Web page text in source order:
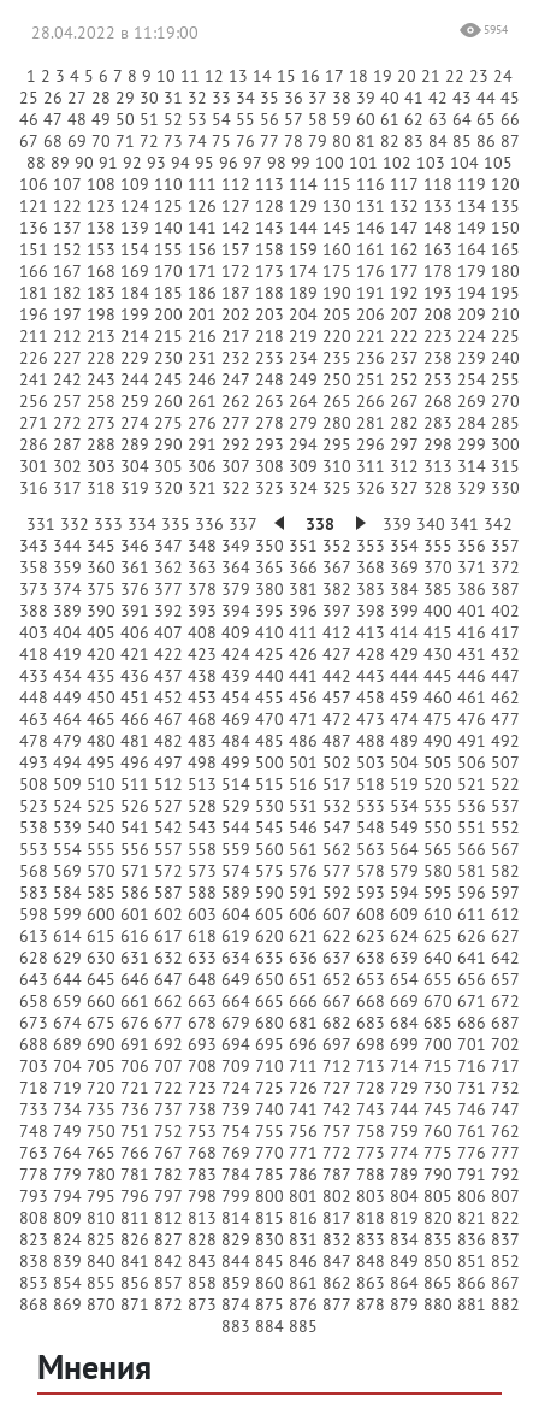
28.04.2022 в 11:19:00 5954
1 2 3 4 5 6 7 8 9 10 11 12 13 14 15 16 17 18 19 20 21 22 23 24
25 26 27 28 29 30 31 32 33 34 35 36 37 38 39 40 41 42 43 44 45
46 47 48 49 50 51 52 53 54 55 56 57 58 59 60 61 62 63 64 65 66
67 68 69 70 71 72 73 74 75 76 77 78 79 80 81 82 83 84 85 86 87
88 89 90 91 92 93 94 95 96 97 98 99 100 101 102 103 104 105
106 107 108 109 110 111 112 113 114 115 116 117 118 119 120
121 122 123 124 125 126 127 128 129 130 131 132 133 134 135
136 137 138 139 140 141 142 143 144 145 146 147 148 149 150
151 152 153 154 155 156 157 158 159 160 161 162 163 164 165
166 167 168 169 170 171 172 173 174 175 176 177 178 179 180
181 182 183 184 185 186 187 188 189 190 191 192 193 194 195
196 197 198 199 200 201 202 203 204 205 206 207 208 209 210
211 212 213 214 215 216 217 218 219 220 221 222 223 224 225
226 227 228 229 230 231 232 233 234 235 236 237 238 239 240
241 242 243 244 245 246 247 248 249 250 251 252 253 254 255
256 257 258 259 260 261 262 263 264 265 266 267 268 269 270
271 272 273 274 275 276 277 278 279 280 281 282 283 284 285
286 287 288 289 290 291 292 293 294 295 296 297 298 299 300
301 302 303 304 305 306 307 308 309 310 311 312 313 314 315
316 317 318 319 320 321 322 323 324 325 326 327 328 329 330
331 332 333 334 335 336 337 338 339 340 341 342
343 344 345 346 347 348 349 350 351 352 353 354 355 356 357
358 359 360 361 362 363 364 365 366 367 368 369 370 371 372
373 374 375 376 377 378 379 380 381 382 383 384 385 386 387
388 389 390 391 392 393 394 395 396 397 398 399 400 401 402
403 404 405 406 407 408 409 410 411 412 413 414 415 416 417
418 419 420 421 422 423 424 425 426 427 428 429 430 431 432
433 434 435 436 437 438 439 440 441 442 443 444 445 446 447
448 449 450 451 452 453 454 455 456 457 458 459 460 461 462
463 464 465 466 467 468 469 470 471 472 473 474 475 476 477
478 479 480 481 482 483 484 485 486 487 488 489 490 491 492
493 494 495 496 497 498 499 500 501 502 503 504 505 506 507
508 509 510 511 512 513 514 515 516 517 518 519 520 521 522
523 524 525 526 527 528 529 530 531 532 533 534 535 536 537
538 539 540 541 542 543 544 545 546 547 548 549 550 551 552
553 554 555 556 557 558 559 560 561 562 563 564 565 566 567
568 569 570 571 572 573 574 575 576 577 578 579 580 581 582
583 584 585 586 587 588 589 590 591 592 593 594 595 596 597
598 599 600 601 602 603 604 605 606 607 608 609 610 611 612
613 614 615 616 617 618 619 620 621 622 623 624 625 626 627
628 629 630 631 632 633 634 635 636 637 638 639 640 641 642
643 644 645 646 647 648 649 650 651 652 653 654 655 656 657
658 659 660 661 662 663 664 665 666 667 668 669 670 671 672
673 674 675 676 677 678 679 680 681 682 683 684 685 686 687
688 689 690 691 692 693 694 695 696 697 698 699 700 701 702
703 704 705 706 707 708 709 710 711 712 713 714 715 716 717
718 719 720 721 722 723 724 725 726 727 728 729 730 731 732
733 734 735 736 737 738 739 740 741 742 743 744 745 746 747
748 749 750 751 752 753 754 755 756 757 758 759 760 761 762
763 764 765 766 767 768 769 770 771 772 773 774 775 776 777
778 779 780 781 782 783 784 785 786 787 788 789 790 791 792
793 794 795 796 797 798 799 800 801 802 803 804 805 806 807
808 809 810 811 812 813 814 815 816 817 818 819 820 821 822
823 824 825 826 827 828 829 830 831 832 833 834 835 836 837
838 839 840 841 842 843 844 845 846 847 848 849 850 851 852
853 854 855 856 857 858 859 860 861 862 863 864 865 866 867
868 869 870 871 872 873 874 875 876 877 878 879 880 881 882
883 884 885
Мнения